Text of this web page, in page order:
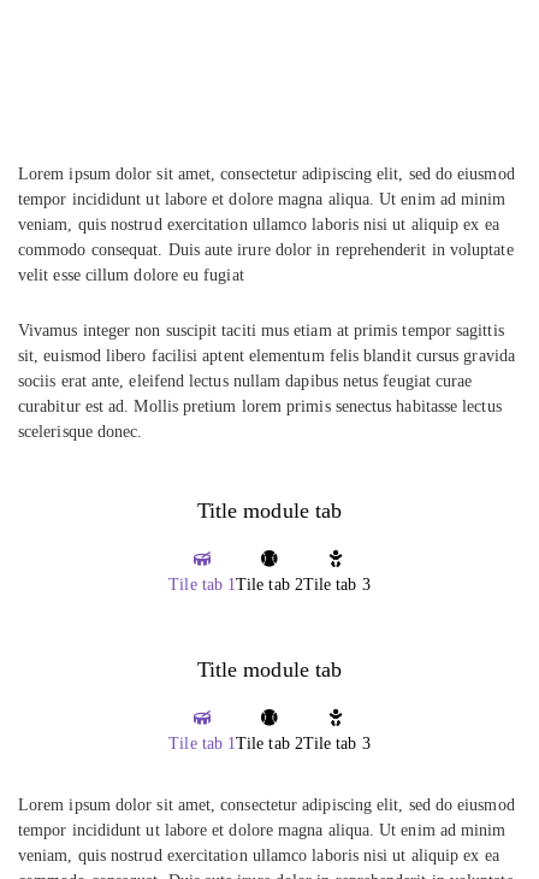
Title module tab
Tile tab 1Tile tab 2Tile tab 3
Lorem ipsum dolor sit amet, consectetur adipiscing elit, sed do eiusmod
tempor incididunt ut labore et dolore magna aliqua. Ut enim ad minim
veniam, quis nostrud exercitation ullamco laboris nisi ut aliquip ex ea
commodo consequat. Duis aute irure dolor in reprehenderit in voluptate
velit esse cillum dolore eu fugiat
Vivamus integer non suscipit taciti mus etiam at primis tempor sagittis
sit, euismod libero facilisi aptent elementum felis blandit cursus gravida
sociis erat ante, eleifend lectus nullam dapibus netus feugiat curae
curabitur est ad. Mollis pretium lorem primis senectus habitasse lectus
scelerisque donec.
Title module tab
Tile tab 1Tile tab 2Tile tab 3
Lorem ipsum dolor sit amet, consectetur adipiscing elit, sed do eiusmod
tempor incididunt ut labore et dolore magna aliqua. Ut enim ad minim
veniam, quis nostrud exercitation ullamco laboris nisi ut aliquip ex ea